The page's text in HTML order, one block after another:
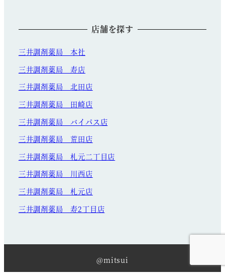
店舗を探す
三井調剤薬局 本社
三井調剤薬局 寿店
三井調剤薬局 北田店
三井調剤薬局 田崎店
三井調剤薬局 バイパス店
三井調剤薬局 荒田店
三井調剤薬局 札元二丁目店
三井調剤薬局 川西店
三井調剤薬局 札元店
三井調剤薬局 寿2丁目店
@mitsui